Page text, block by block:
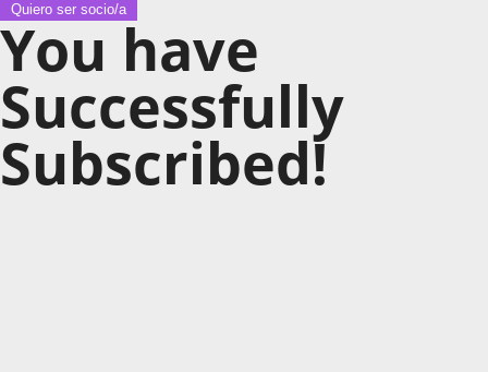
Quiero ser socio/a
You have
Successfully
Subscribed!